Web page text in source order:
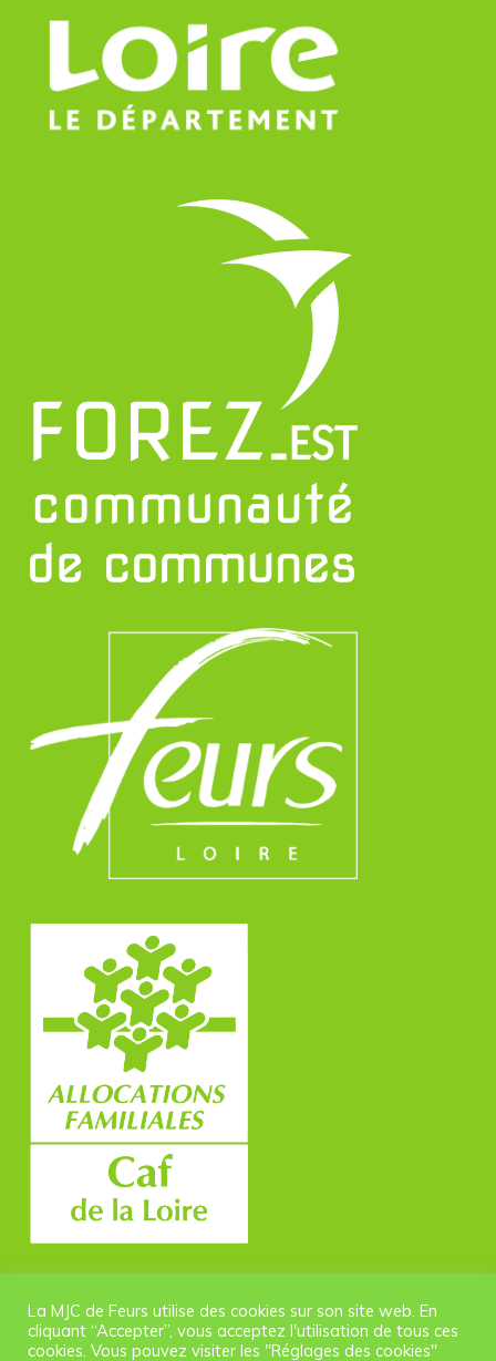
La MJC de Feurs utilise des cookies sur son site web. En
cliquant “Accepter”, vous acceptez l'utilisation de tous ces
cookies. Vous pouvez visiter les "Réglages des cookies"